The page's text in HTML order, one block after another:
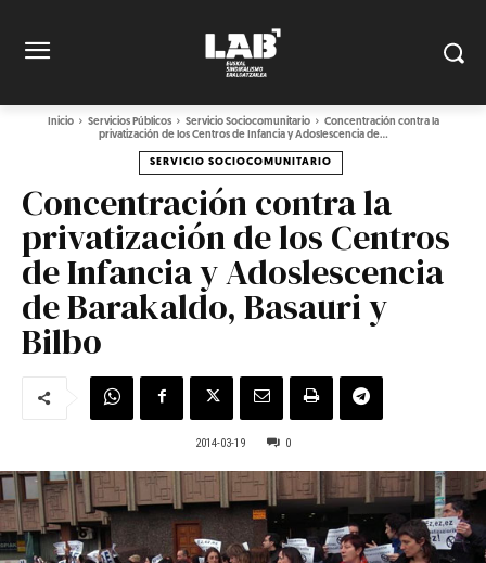
Inicio Servicios Públicos Servicio Sociocomunitario
Concentración contra la
privatización de los Centros de Infancia y Adoslescencia de...
SERVICIO SOCIOCOMUNITARIO
Concentración contra la
privatización de los Centros
de Infancia y Adoslescencia
de Barakaldo, Basauri y
Bilbo
2014-03-19 0